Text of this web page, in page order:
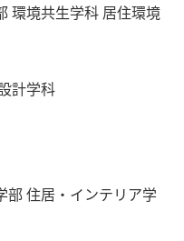
環境共生学科 居住環境
計学科
部 住居・インテリア学